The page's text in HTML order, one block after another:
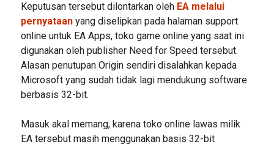
Keputusan tersebut dilontarkan oleh EA melalui
pernyataanyang diselipkan pada halaman support
online untuk EA Apps, toko game online yang saat ini
digunakan oleh publisher Need for Speed tersebut.
Alasan penutupan Origin sendiri disalahkan kepada
Microsoft yang sudah tidak lagi mendukung software
berbasis 32-bit.
Masuk akal memang, karena toko online lawas milik
EA tersebut masih menggunakan basis 32-bit